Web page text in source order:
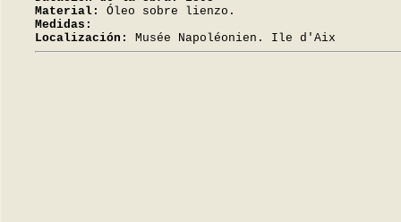
Material:
Óleo sobre lienzo.
Medidas:
Localización:
Musée Napoléonien. Ile d'Aix